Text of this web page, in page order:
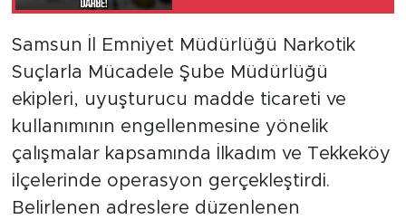
Samsun İl Emniyet Müdürlüğü Narkotik
Suçlarla Mücadele Şube Müdürlüğü
ekipleri, uyuşturucu madde ticareti ve
kullanımının engellenmesine yönelik
çalışmalar kapsamında İlkadım ve Tekkeköy
ilçelerinde operasyon gerçekleştirdi.
Belirlenen adreslere düzenlenen